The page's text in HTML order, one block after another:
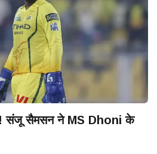
संजू सैमसन ने MS Dhoni के